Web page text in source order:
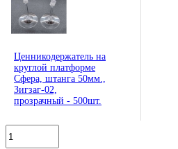
Ценникодержатель на
круглой платформе
Сфера, штанга 50мм.,
Зигзаг-02,
прозрачный - 500шт.